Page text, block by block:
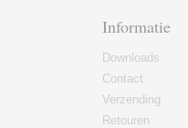
Informatie
Downloads
Contact
Verzending
Retouren